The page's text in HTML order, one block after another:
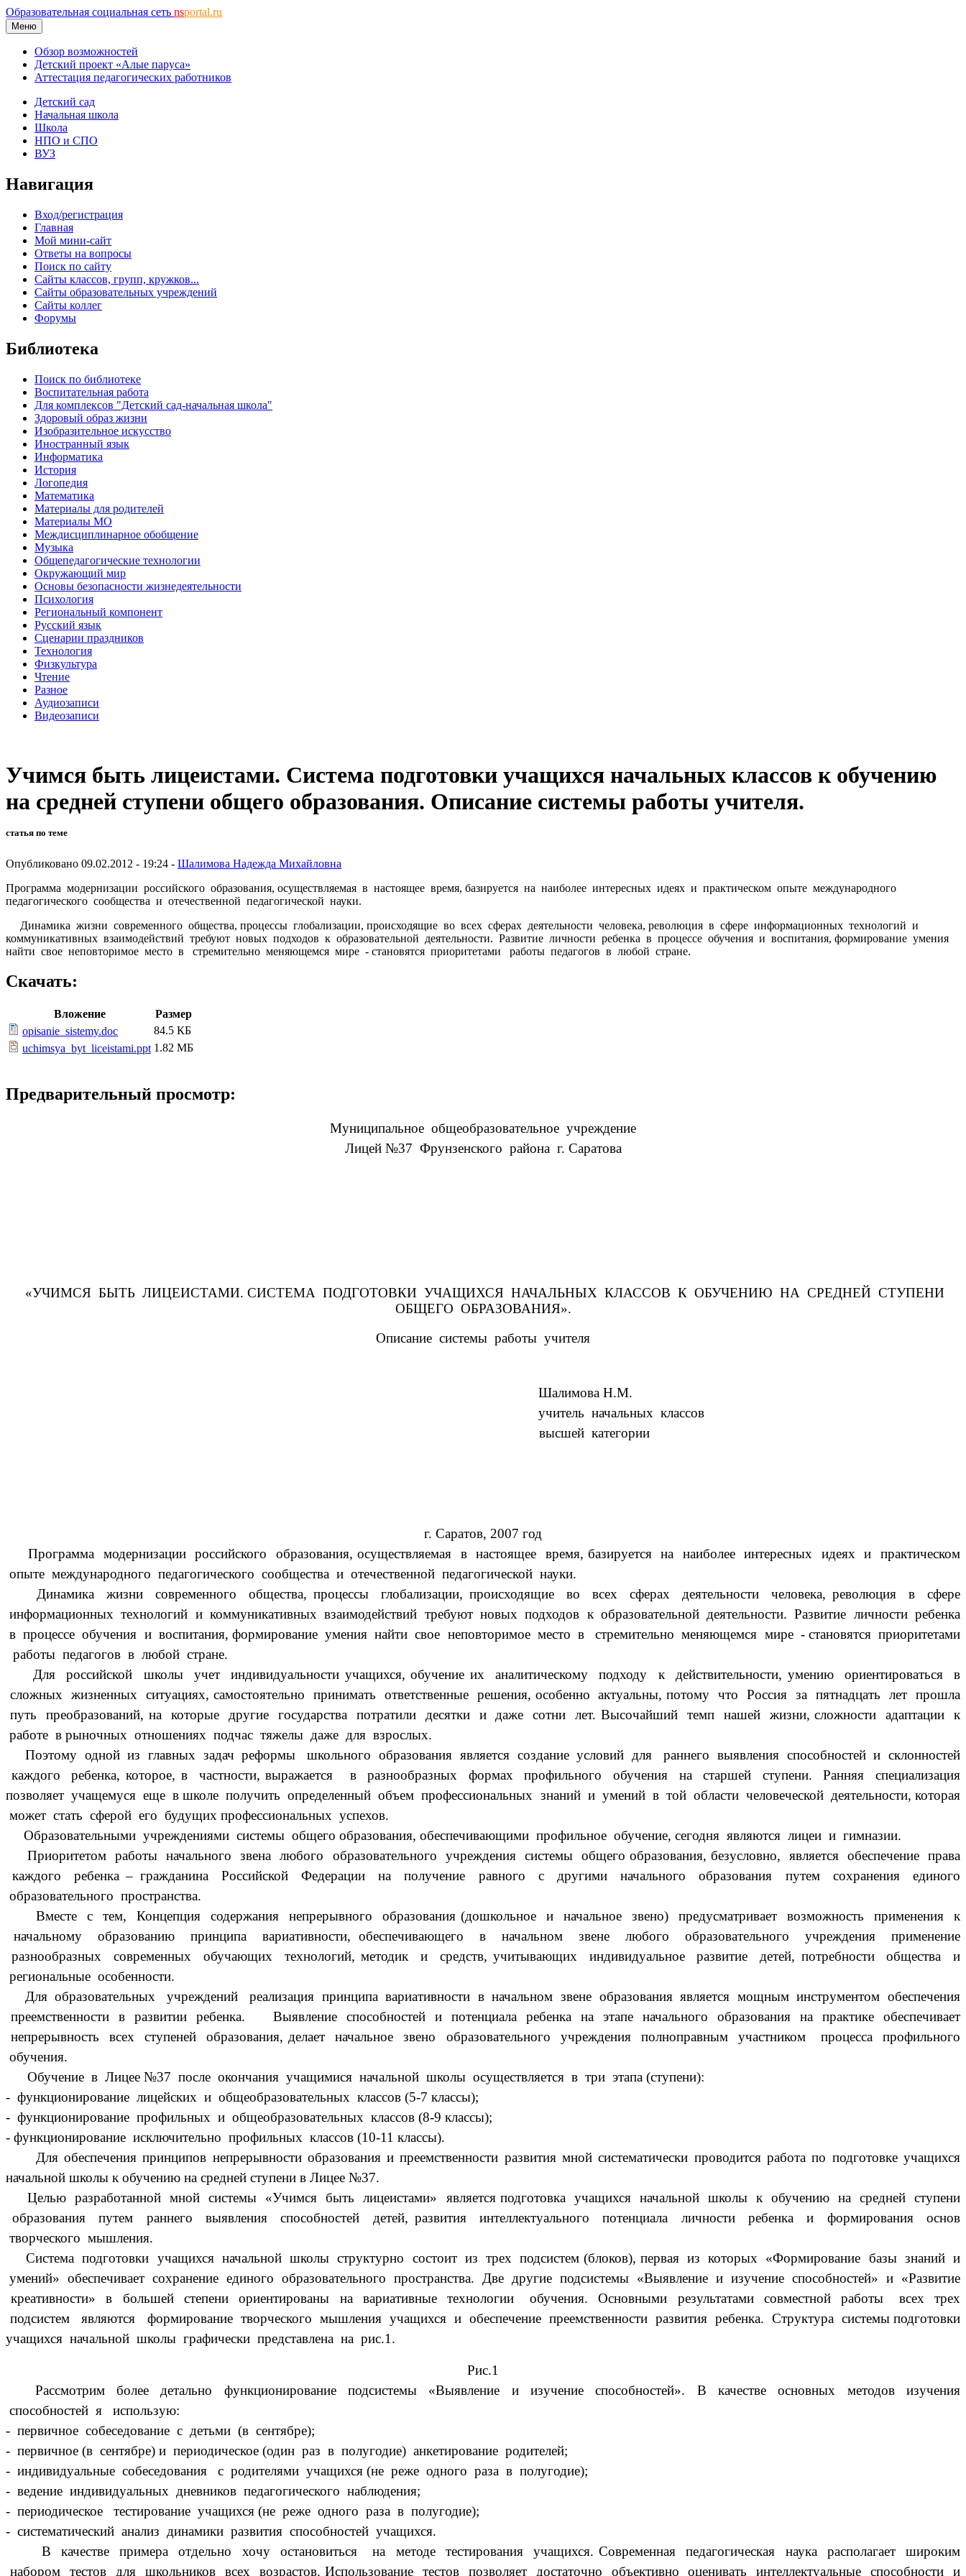
Образовательная социальная сеть nsportal.ru
Меню
Обзор возможностей
Детский проект «Алые паруса»
Аттестация педагогических работников
Детский сад
Начальная школа
Школа
НПО и СПО
ВУЗ
Навигация
Вход/регистрация
Главная
Мой мини-сайт
Ответы на вопросы
Поиск по сайту
Сайты классов, групп, кружков...
Сайты образовательных учреждений
Сайты коллег
Форумы
Библиотека
Поиск по библиотеке
Воспитательная работа
Для комплексов "Детский сад-начальная школа"
Здоровый образ жизни
Изобразительное искусство
Иностранный язык
Информатика
История
Логопедия
Математика
Материалы для родителей
Материалы МО
Междисциплинарное обобщение
Музыка
Общепедагогические технологии
Окружающий мир
Основы безопасности жизнедеятельности
Психология
Региональный компонент
Русский язык
Сценарии праздников
Технология
Физкультура
Чтение
Разное
Аудиозаписи
Видеозаписи
Учимся быть лицеистами. Система подготовки учащихся начальных классов к обучению
на средней ступени общего образования. Описание системы работы учителя.
статья по теме
Опубликовано 09.02.2012 - 19:24 - Шалимова Надежда Михайловна
Программа модернизации российского образования, осуществляемая в настоящее время, базируется на наиболее интересных идеях и практическом опыте международного
педагогического сообщества и отечественной педагогической науки.
Динамика жизни современного общества, процессы глобализации, происходящие во всех сферах деятельности человека, революция в сфере информационных технологий и
коммуникативных взаимодействий требуют новых подходов к образовательной деятельности. Развитие личности ребенка в процессе обучения и воспитания, формирование умения
найти свое неповторимое место в стремительно меняющемся мире - становятся приоритетами работы педагогов в любой стране.
Скачать:
Вложение
Размер
opisanie_sistemy.doc
84.5 КБ
uchimsya_byt_liceistami.ppt 1.82 МБ
Предварительный просмотр:
Муниципальное общеобразовательное учреждение
Лицей №37 Фрунзенского района г. Саратова
«УЧИМСЯ БЫТЬ ЛИЦЕИСТАМИ. СИСТЕМА ПОДГОТОВКИ УЧАЩИХСЯ НАЧАЛЬНЫХ КЛАССОВ К ОБУЧЕНИЮ НА СРЕДНЕЙ СТУПЕНИ
ОБЩЕГО ОБРАЗОВАНИЯ».
Описание системы работы учителя
Шалимова Н.М.
учитель начальных классов
высшей категории
г. Саратов, 2007 год
Программа модернизации российского образования, осуществляемая в настоящее время, базируется на наиболее интересных идеях и практическом
опыте международного педагогического сообщества и отечественной педагогической науки.
Динамика жизни современного общества, процессы глобализации, происходящие во всех сферах деятельности человека, революция в сфере
информационных технологий и коммуникативных взаимодействий требуют новых подходов к образовательной деятельности. Развитие личности ребенка
в процессе обучения и воспитания, формирование умения найти свое неповторимое место в стремительно меняющемся мире - становятся приоритетами
работы педагогов в любой стране.
Для российской школы учет индивидуальности учащихся, обучение их аналитическому подходу к действительности, умению ориентироваться в
сложных жизненных ситуациях, самостоятельно принимать ответственные решения, особенно актуальны, потому что Россия за пятнадцать лет прошла
путь преобразований, на которые другие государства потратили десятки и даже сотни лет. Высочайший темп нашей жизни, сложности адаптации к
работе в рыночных отношениях подчас тяжелы даже для взрослых.
Поэтому одной из главных задач реформы школьного образования является создание условий для раннего выявления способностей и склонностей
каждого ребенка, которое, в частности, выражается в разнообразных формах профильного обучения на старшей ступени. Ранняя специализация
позволяет учащемуся еще в школе получить определенный объем профессиональных знаний и умений в той области человеческой деятельности, которая
может стать сферой его будущих профессиональных успехов.
Образовательными учреждениями системы общего образования, обеспечивающими профильное обучение, сегодня являются лицеи и гимназии.
Приоритетом работы начального звена любого образовательного учреждения системы общего образования, безусловно, является обеспечение права
каждого ребенка – гражданина Российской Федерации на получение равного с другими начального образования путем сохранения единого
образовательного пространства.
Вместе с тем, Концепция содержания непрерывного образования (дошкольное и начальное звено) предусматривает возможность применения к
начальному образованию принципа вариативности, обеспечивающего в начальном звене любого образовательного учреждения применение
разнообразных современных обучающих технологий, методик и средств, учитывающих индивидуальное развитие детей, потребности общества и
региональные особенности.
Для образовательных учреждений реализация принципа вариативности в начальном звене образования является мощным инструментом обеспечения
преемственности в развитии ребенка. Выявление способностей и потенциала ребенка на этапе начального образования на практике обеспечивает
непрерывность всех ступеней образования, делает начальное звено образовательного учреждения полноправным участником процесса профильного
обучения.
Обучение в Лицее №37 после окончания учащимися начальной школы осуществляется в три этапа (ступени):
- функционирование лицейских и общеобразовательных классов (5-7 классы);
- функционирование профильных и общеобразовательных классов (8-9 классы);
- функционирование исключительно профильных классов (10-11 классы).
Для обеспечения принципов непрерывности образования и преемственности развития мной систематически проводится работа по подготовке учащихся
начальной школы к обучению на средней ступени в Лицее №37.
Целью разработанной мной системы «Учимся быть лицеистами» является подготовка учащихся начальной школы к обучению на средней ступени
образования путем раннего выявления способностей детей, развития интеллектуального потенциала личности ребенка и формирования основ
творческого мышления.
Система подготовки учащихся начальной школы структурно состоит из трех подсистем (блоков), первая из которых «Формирование базы знаний и
умений» обеспечивает сохранение единого образовательного пространства. Две другие подсистемы «Выявление и изучение способностей» и «Развитие
креативности» в большей степени ориентированы на вариативные технологии обучения. Основными результатами совместной работы всех трех
подсистем являются формирование творческого мышления учащихся и обеспечение преемственности развития ребенка. Структура системы подготовки
учащихся начальной школы графически представлена на рис.1.
Рис.1
Рассмотрим более детально функционирование подсистемы «Выявление и изучение способностей». В качестве основных методов изучения
способностей я использую:
- первичное собеседование с детьми (в сентябре);
- первичное (в сентябре) и периодическое (один раз в полугодие) анкетирование родителей;
- индивидуальные собеседования с родителями учащихся (не реже одного раза в полугодие);
- ведение индивидуальных дневников педагогического наблюдения;
- периодическое тестирование учащихся (не реже одного раза в полугодие);
- систематический анализ динамики развития способностей учащихся.
В качестве примера отдельно хочу остановиться на методе тестирования учащихся. Современная педагогическая наука располагает широким
набором тестов для школьников всех возрастов. Использование тестов позволяет достаточно объективно оценивать интеллектуальные способности и